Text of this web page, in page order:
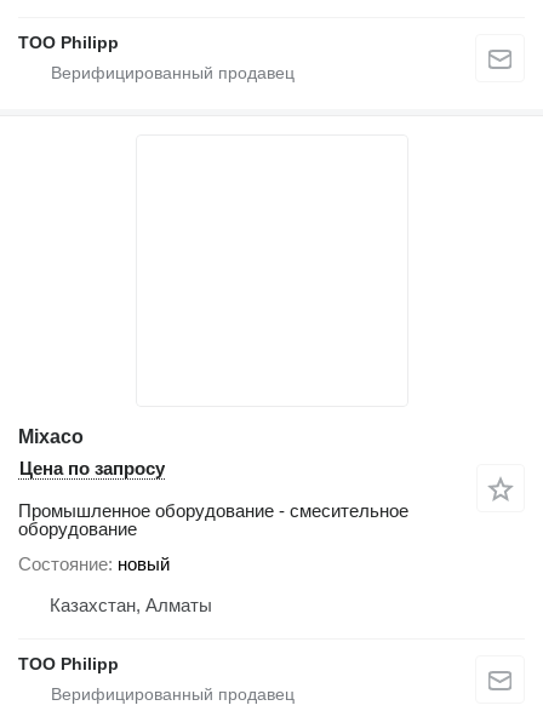
ТОО Philipp
Mixaco
Цена по запросу
Промышленное оборудование - смесительное
оборудование
Состояние новый
Казахстан, Алматы
ТОО Philipp